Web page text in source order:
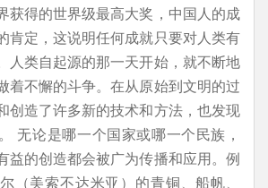
获得的世界级最高大奖，中国人的成
肯定，这说明任何成就只要对人类有
人类自起源的那一天开始，就不断地
着不懈的斗争。在从原始到文明的过
创造了许多新的技术和方法，也发现
无论是哪一个国家或哪一个民族，
益的创造都会被广为传播和应用。例
（美索不达米亚）的青铜、船帆、